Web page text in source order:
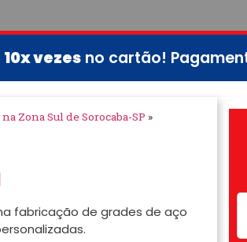
10x vezesno cartão!
Zona Sul de Sorocaba-SP »
fabricação de grades de aço